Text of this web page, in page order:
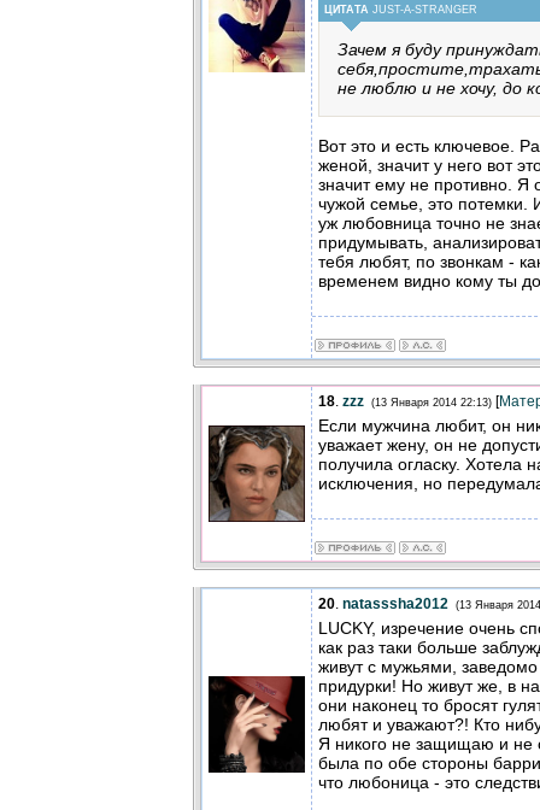
ЦИТАТА JUST-A-STRANGER
Зачем я буду
не люблю и не хочу, до
Вот это и есть ключевое.
женой, значит у него вот
значит ему не противно. Я
чужой семье, это потемки.
уж любовница точно не
придумывать,
тебя любят, по звонкам -
временем видно кому ты
18. zzz (13 Января 2014 22:13) [
Если мужчина любит, он
уважает жену, он не
получила огласку. Хотела
исключения, но
20. natasssha2012 (13 Января
LUCKY, изречение очень
как раз таки больше
живут с мужьями,
придурки! Но живут же, в
они наконец то бросят
любят и уважают?! Кто
Я никого не защищаю и не
была по обе стороны
что любоница - это